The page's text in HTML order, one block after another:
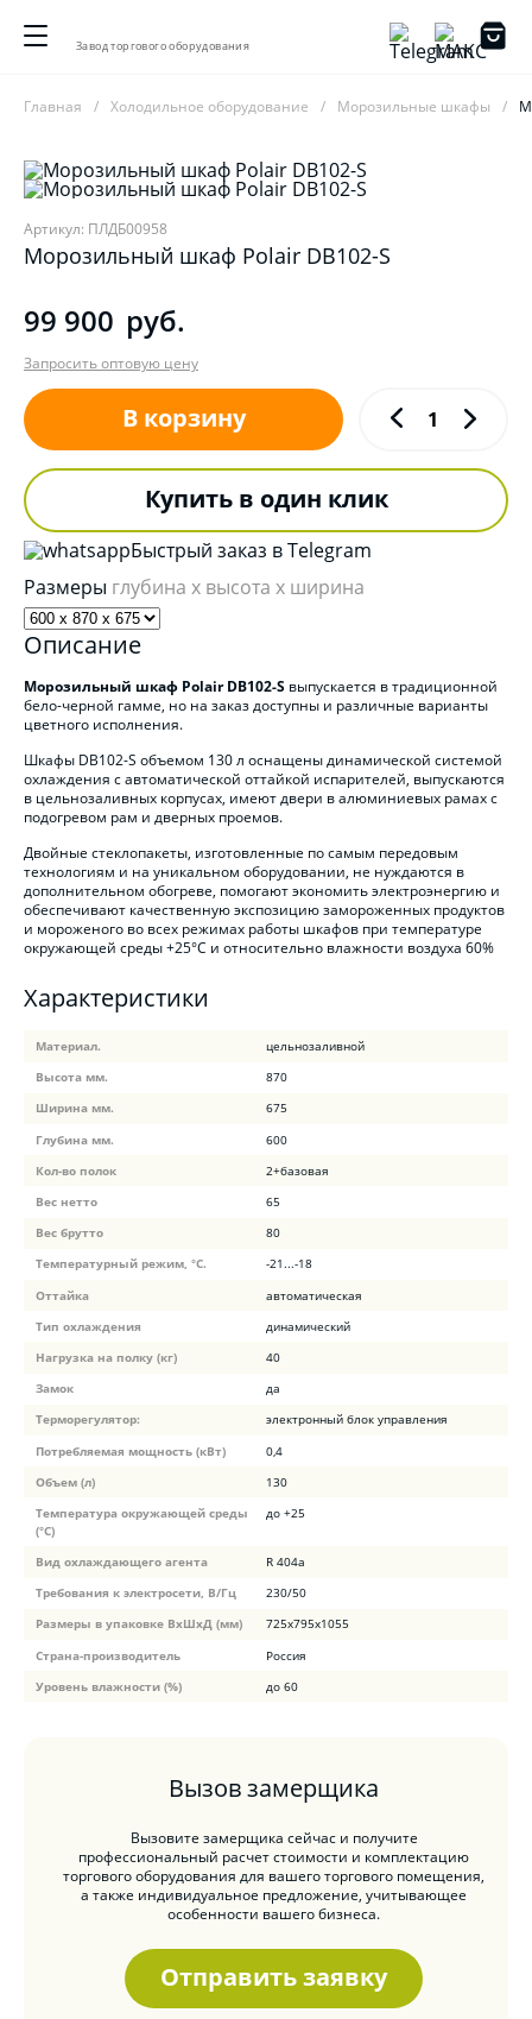
Завод торгового оборудования
Главная Холодильное оборудование Морозильные шкафы
Артикул: ПЛДБ00958
Морозильный шкаф Polair DB102-S
99 900 руб.
Запросить оптовую цену
В корзину
Купить в один клик
Быстрый заказ в Telegram
Размеры глубина x высота x ширина
Описание
Морозильный шкаф Polair DB102-S выпускается в традиционной
бело-черной гамме, но на заказ доступны и различные варианты
цветного исполнения.
Шкафы DВ102-S объемом 130 л оснащены динамической системой
охлаждения с автоматической оттайкой испарителей, выпускаются
в цельнозаливных корпусах, имеют двери в алюминиевых рамах с
подогревом рам и дверных проемов.
Двойные стеклопакеты, изготовленные по самым передовым
технологиям и на уникальном оборудовании, не нуждаются в
дополнительном обогреве, помогают экономить электроэнергию и
обеспечивают качественную экспозицию замороженных продуктов
и мороженого во всех режимах работы шкафов при температуре
окружающей среды +25°С и относительно влажности воздуха 60%
Характеристики
Материал.
цельнозаливной
Высота мм.
870
Ширина мм.
675
Глубина мм.
600
Кол-во полок
2+базовая
Вес нетто
65
Вес брутто
80
Температурный режим, °C.
-21...-18
Оттайка
автоматическая
Тип охлаждения
динамический
Нагрузка на полку (кг)
40
Замок
да
Терморегулятор:
электронный блок управления
Потребляемая мощность (кВт)
0,4
Объем (л)
130
Температура окружающей среды
(°C)
до +25
Вид охлаждающего агента
R 404a
Требования к электросети, В/Гц
230/50
Размеры в упаковке ВхШхД (мм)
725х795х1055
Страна-производитель
Россия
Уровень влажности (%)
до 60
Вызов замерщика
Вызовите замерщика сейчас и получите
профессиональный расчет стоимости и комплектацию
торгового оборудования для вашего торгового помещения,
а также индивидуальное предложение, учитывающее
особенности вашего бизнеса.
Отправить заявку